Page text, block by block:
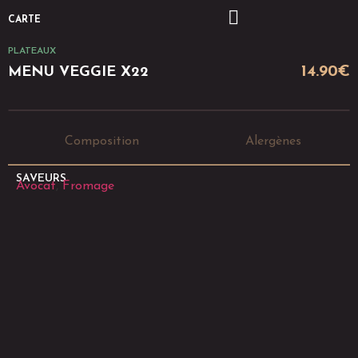
CARTE
PLATEAUX
MENU VEGGIE X22 14.90€
Composition Alergènes
SAVEURS
Avocat Fromage